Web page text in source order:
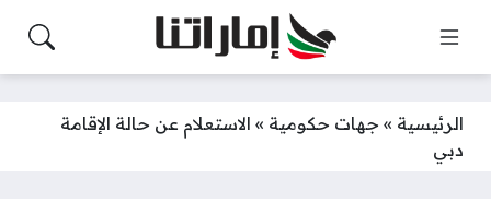
الرئيسية » جهات حكومية » الاستعلام عن حالة الإقامة
دبي